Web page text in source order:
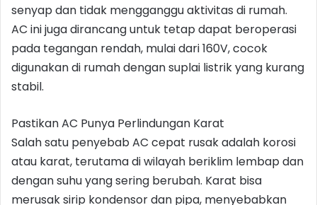
senyap dan tidak mengganggu aktivitas di rumah.
AC ini juga dirancang untuk tetap dapat beroperasi
pada tegangan rendah, mulai dari 160V, cocok
digunakan di rumah dengan suplai listrik yang kurang
stabil.
Pastikan AC Punya Perlindungan Karat
Salah satu penyebab AC cepat rusak adalah korosi
atau karat, terutama di wilayah beriklim lembap dan
dengan suhu yang sering berubah. Karat bisa
merusak sirip kondensor dan pipa, menyebabkan